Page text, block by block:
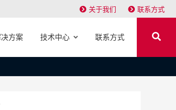
关于我们 联系方式
方案 技术中心 联系方式